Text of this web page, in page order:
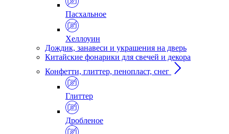
Пасхальное
Хеллоуин
Дождик, занавеси и украшения на дверь
Китайские фонарики для свечей и декора
Конфетти, глиттер, пенопласт, снег
Глиттер
Дробленое